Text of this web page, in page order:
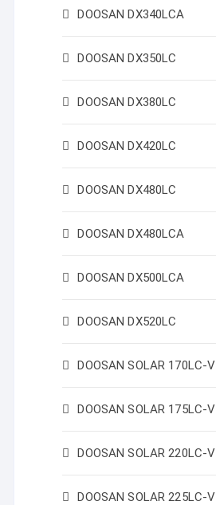
DOOSAN DX340LCA
DOOSAN DX350LC
DOOSAN DX380LC
DOOSAN DX420LC
DOOSAN DX480LC
DOOSAN DX480LCA
DOOSAN DX500LCA
DOOSAN DX520LC
DOOSAN SOLAR 170LC-V
DOOSAN SOLAR 175LC-V
DOOSAN SOLAR 220LC-V
DOOSAN SOLAR 225LC-V